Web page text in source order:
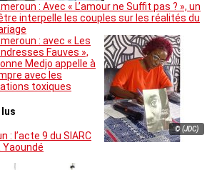
: Avec « L’amour ne Suffit pas ? », un
interpelle les couples sur les réalités du
© (JDC)
: avec « Les
Fauves »,
Medjo appelle à
avec les
toxiques
lus
: l’acte 9 du SIARC
Yaoundé